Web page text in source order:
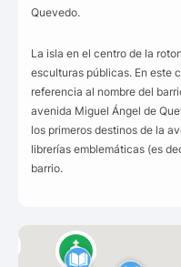
Quevedo.
La isla en el centro de la
esculturas públicas. En este
referencia al nombre del
avenida Miguel Ángel de
los primeros destinos de la
librerías emblemáticas (es
barrio.